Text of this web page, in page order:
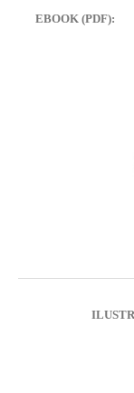
EBOOK (PDF):